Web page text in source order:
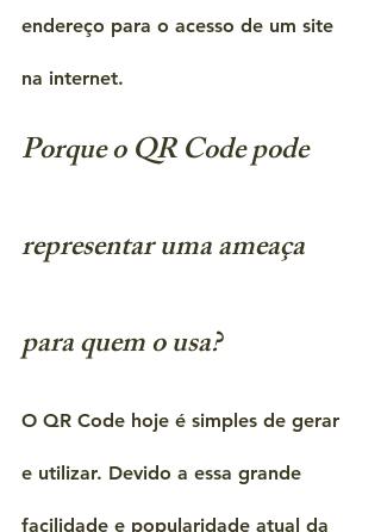
endereço para o acesso de um site
na internet.
Porque o QR Code pode
representar uma ameaça
para quem o usa?
O QR Code hoje é simples de gerar
e utilizar. Devido a essa grande
facilidade e popularidade atual da